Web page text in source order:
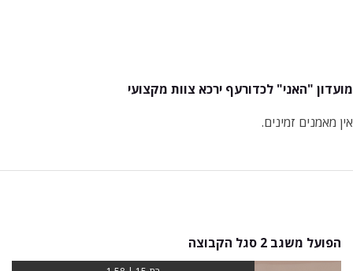
מועדון "האני" לכדורעף ירכא צוות מקצועי
אין מאמנים זמינים.
הפועל משגב 2 סגל הקבוצה